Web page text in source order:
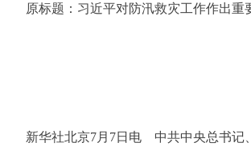
原标题：习近平对防汛救灾工作作出重
新华社北京7月7日电 中共中央总书记、